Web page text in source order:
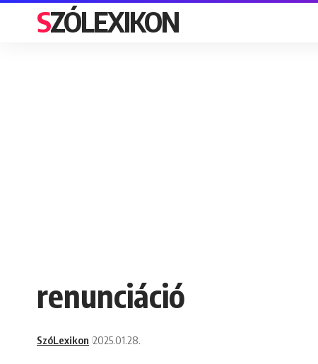
SZÓLEXIKON
renunciáció
SzóLexikon 2025.01.28.